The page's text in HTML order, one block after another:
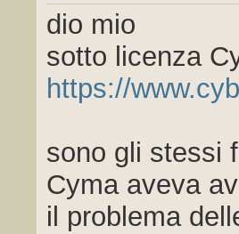
dio mio
sotto licenza
https://
sono gli stessi
Cyma aveva
il problema